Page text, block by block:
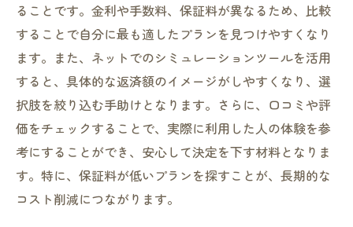
ることです。金利や手数料、保証料が異なるため、比較
することで自分に最も適したプランを見つけやすくなり
ます。また、ネットでのシミュレーションツールを活用
すると、具体的な返済額のイメージがしやすくなり、選
択肢を絞り込む手助けとなります。さらに、口コミや評
価をチェックすることで、実際に利用した人の体験を参
考にすることができ、安心して決定を下す材料となりま
す。特に、保証料が低いプランを探すことが、長期的な
コスト削減につながります。